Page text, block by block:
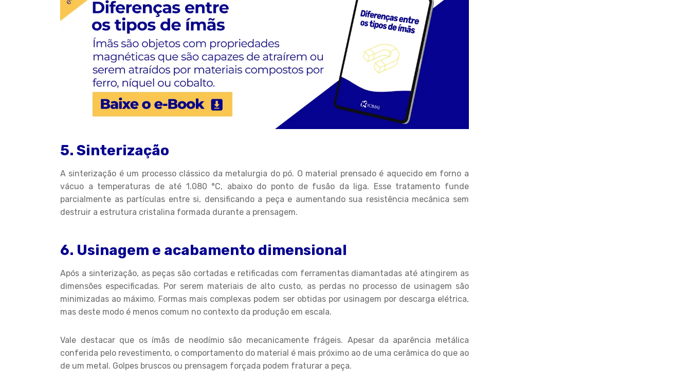
5. Sinterização
A sinterização é um processo clássico da metalurgia do pó. O material prensado é aquecido em forno a
vácuo a temperaturas de até 1.080 °C, abaixo do ponto de fusão da liga. Esse tratamento funde
parcialmente as partículas entre si, densificando a peça e aumentando sua resistência mecânica sem
destruir a estrutura cristalina formada durante a prensagem.
6. Usinagem e acabamento dimensional
Após a sinterização, as peças são cortadas e retificadas com ferramentas diamantadas até atingirem as
dimensões especificadas. Por serem materiais de alto custo, as perdas no processo de usinagem são
minimizadas ao máximo. Formas mais complexas podem ser obtidas por usinagem por descarga elétrica,
mas deste modo é menos comum no contexto da produção em escala.
Vale destacar que os ímãs de neodímio são mecanicamente frágeis. Apesar da aparência metálica
conferida pelo revestimento, o comportamento do material é mais próximo ao de uma cerâmica do que ao
de um metal. Golpes bruscos ou prensagem forçada podem fraturar a peça.